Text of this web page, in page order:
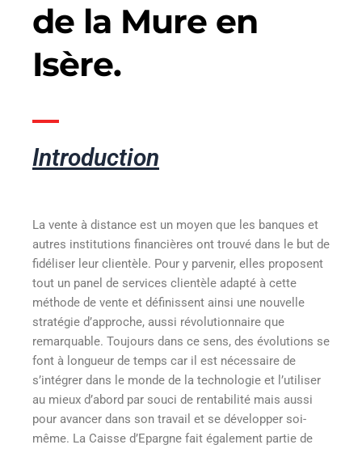
de la Mure en
Isère.
Introduction
La vente à distance est un moyen que les banques et
autres institutions financières ont trouvé dans le but de
fidéliser leur clientèle. Pour y parvenir, elles proposent
tout un panel de services clientèle adapté à cette
méthode de vente et définissent ainsi une nouvelle
stratégie d’approche, aussi révolutionnaire que
remarquable. Toujours dans ce sens, des évolutions se
font à longueur de temps car il est nécessaire de
s’intégrer dans le monde de la technologie et l’utiliser
au mieux d’abord par souci de rentabilité mais aussi
pour avancer dans son travail et se développer soi-
même. La Caisse d’Epargne fait également partie de